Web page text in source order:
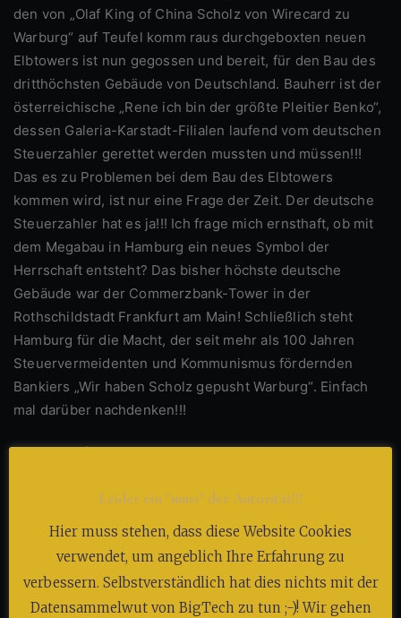
den von „Olaf King of China Scholz von Wirecard zu
Warburg“ auf Teufel komm raus durchgeboxten neuen
Elbtowers ist nun gegossen und bereit, für den Bau des
dritthöchsten Gebäude von Deutschland. Bauherr ist der
österreichische „Rene ich bin der größte Pleitier Benko“,
dessen Galeria-Karstadt-Filialen laufend vom deutschen
Steuerzahler gerettet werden mussten und müssen!!!
Das es zu Problemen bei dem Bau des Elbtowers
kommen wird, ist nur eine Frage der Zeit. Der deutsche
Steuerzahler hat es ja!!! Ich frage mich ernsthaft, ob mit
dem Megabau in Hamburg ein neues Symbol der
Herrschaft entsteht? Das bisher höchste deutsche
Gebäude war der Commerzbank-Tower in der
Rothschildstadt Frankfurt am Main! Schließlich steht
Hamburg für die Macht, der seit mehr als 100 Jahren
Steuervermeidenten und Kommunismus fördernden
Bankiers „Wir haben Scholz gepusht Warburg“. Einfach
mal darüber nachdenken!!!
Achja: „Olaf Chinamann Scholz von Wirecard zu Warburg“
„Christian was kostet die Welt Lindner“ und dem
Blackout-Märchenonkel Robääärt es gibt kein Volk
Habeck-Grimm“ das neue norddeutsche LNG-Terminal
medienwirksam eröffnet. Das dieser neugebaute
Blödsinn nun statt einer mehr als 7 Milliarden Euro
Leider ein "muss" der Autorität!!!
Hier muss stehen, dass diese Website Cookies
verwendet, um angeblich Ihre Erfahrung zu
verbessern. Selbstverständlich hat dies nichts mit der
Datensammelwut von BigTech zu tun ;-)! Wir gehen